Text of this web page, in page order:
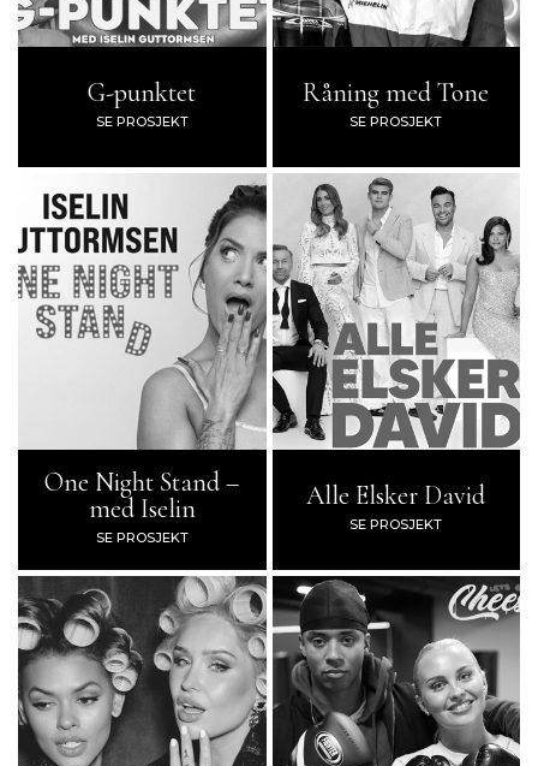
G-punktet
SE PROSJEKT
Råning med Tone
SE PROSJEKT
One Night Stand –
med Iselin
SE PROSJEKT
Alle Elsker David
SE PROSJEKT